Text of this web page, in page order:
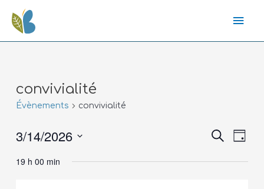
convivialité
Évènements convivialité
Recherche
Jour
3/14/2026
une
19 h 00 min